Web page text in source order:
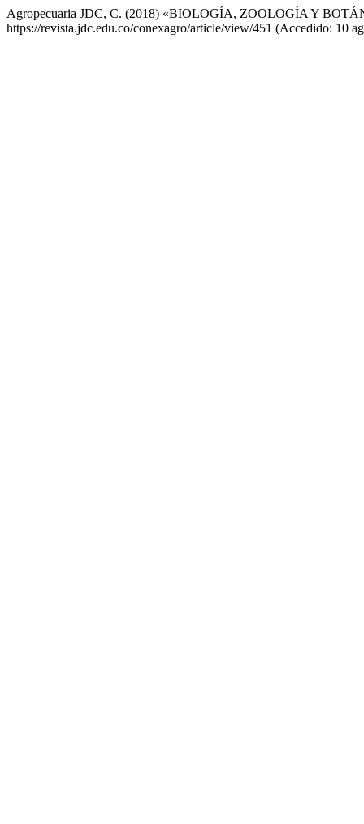
Agropecuaria JDC, C. (2018) «BIOLOGÍA, ZOOLOGÍA Y
https://revista.jdc.edu.co/conexagro/article/view/451 (Accedido: 10